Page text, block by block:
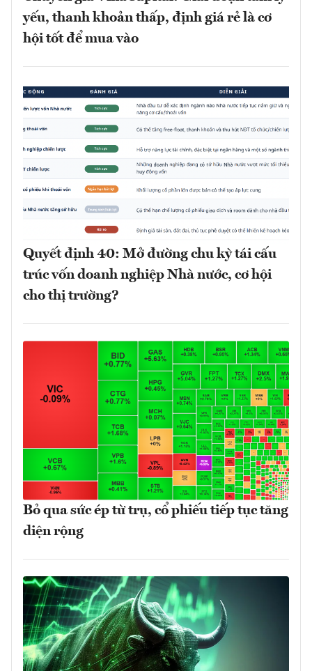
yếu, thanh khoản thấp, định giá rẻ là cơ
hội tốt để mua vào
Quyết định 40: Mở đường chu kỳ tái cấu
trúc vốn doanh nghiệp Nhà nước, cơ hội
cho thị trường?
Bỏ qua sức ép từ trụ, cổ phiếu tiếp tục tăng
diện rộng